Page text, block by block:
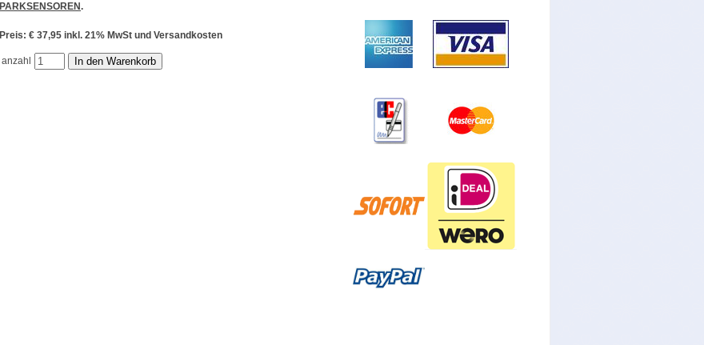
PARKSENSOREN.
Preis: € 37,95 inkl. 21% MwSt und Versandkosten
anzahl